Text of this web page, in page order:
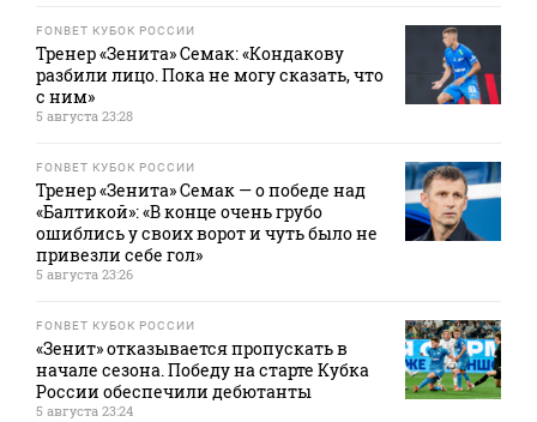
FONBET КУБОК РОССИИ
Тренер «Зенита» Семак: «Кондакову
разбили лицо. Пока не могу сказать, что
с ним»
5 августа 23:28
FONBET КУБОК РОССИИ
Тренер «Зенита» Семак — о победе над
«Балтикой»: «В конце очень грубо
ошиблись у своих ворот и чуть было не
привезли себе гол»
5 августа 23:26
FONBET КУБОК РОССИИ
«Зенит» отказывается пропускать в
начале сезона. Победу на старте Кубка
России обеспечили дебютанты
5 августа 23:24